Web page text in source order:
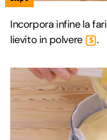
Incorpora infine la
lievito in polvere
5 .